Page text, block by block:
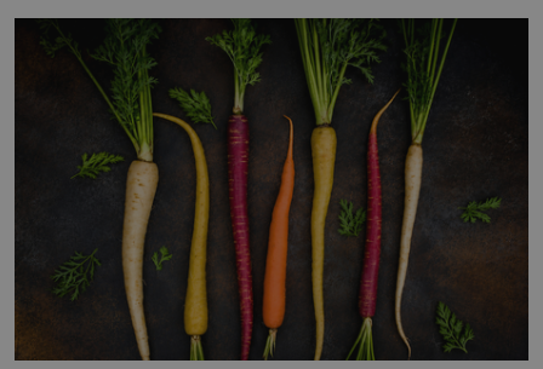
Je to opravdu tak, s věkem jako kdyby se paměť
rozhodla stávkovat. Cvičte